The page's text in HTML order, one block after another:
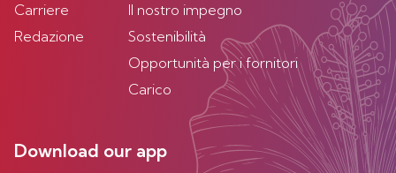
Carriere
Redazione
Il nostro impegno
Sostenibilità
Opportunità per i fornitori
Carico
Download our app